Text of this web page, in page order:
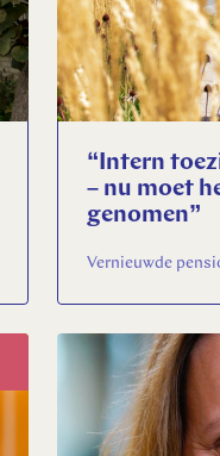
“Intern
– nu moet
genomen”
Vernieuwde